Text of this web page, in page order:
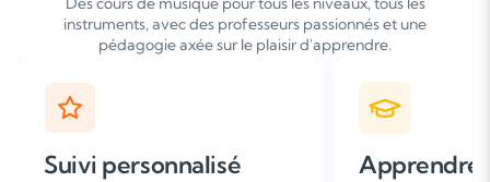
instruments, avec des professeurs passionnés et une
pédagogie axée sur le plaisir d'apprendre.
Apprendre avec plaisir